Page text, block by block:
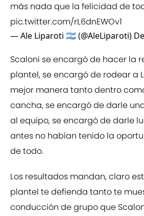
más nada que la felicidad de
pic.twitter.com/rL6dnEWOv1
— Ale Liparoti 🇦🇷 (@AleLiparoti)
Scaloni se encargó de hacer la
plantel, se encargó de rodear a
mejor manera tanto dentro
cancha, se encargó de darle
al equipo, se encargó de darle
antes no habían tenido la
de todo.
Los resultados mandan, claro
plantel te defienda tanto te
conducción de grupo que